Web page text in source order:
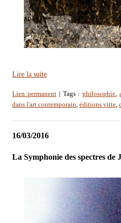
Lire la suite
Lien permanent| Tags :philosophie,
dans l'art contemporain, éditions vitte,
16/03/2016
La Symphonie des spectres de